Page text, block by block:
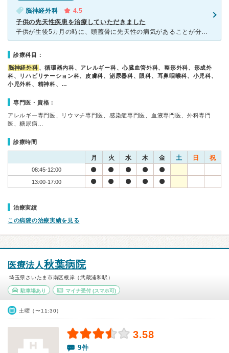
脳神経外科
4.5
子供の先天性疾患を治療していただきました
子供が生後5カ月の時に、頭蓋骨に先天性の病気があることが分かりました。 「頭蓋骨縫合早期癒合症」。 初めて聞く病名に、最初はとても動揺しました。 脳神経外科の先生に診ていただいたとこ
診療科目：
脳神経外科 、循環器内科、アレルギー科、心臓血管外科、整形外科、形成外
科、リハビリテーション科、皮膚科、泌尿器科、眼科、耳鼻咽喉科、小児科、
小児外科、精神科、…
専門医・資格：
アレルギー専門医、リウマチ専門医、感染症専門医、血液専門医、外科専門
医、糖尿病…
診療時間
月 火 水 木 金 土 日 祝
08:45-12:00
13:00-17:00
治療実績
この病院の治療実績を見る
医療法人秋葉病院
埼玉県さいたま市南区根岸（武蔵浦和駅）
駐車場あり マイナ受付(スマホ可)
土曜（〜11:30）
3.58
9件